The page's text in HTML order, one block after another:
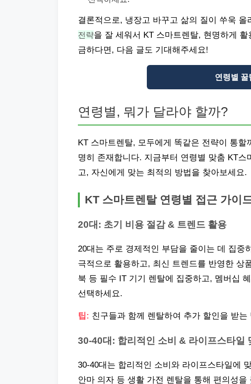
결론적으로, 냉장고 바꾸고 삶의 질이 쑤욱 올
전략을 잘 세워서 KT 스마트렌탈, 현명하게
금하다면, 다음 글도 기대해주세요!
연령별 꿀
연령별, 뭐가 달라야 할까?
KT 스마트렌탈, 모두에게 똑같은 전략이 통할
명히 존재합니다. 지금부터 연령별 맞춤 KT
고, 자신에게 맞는 최적의 방법을 찾아보세요.
KT 스마트렌탈 연령별 접근 가이
20대: 초기 비용 절감 & 트렌드 활용
20대는 주로 경제적인 부담을 줄이는 데 집중
극적으로 활용하고, 최신 트렌드를 반영한 상
북 등 필수 IT 기기 렌탈에 집중하고, 멤버십
선택하세요.
팁: 친구들과 함께 렌탈하여 추가 할인을 받
30-40대: 합리적인 소비 & 라이프스타일
30-40대는 합리적인 소비와 라이프스타일에
안마 의자 등 생활 가전 렌탈을 통해 편의성